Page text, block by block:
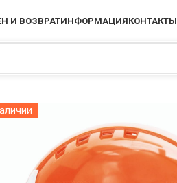
И ВОЗВРАТИНФОРМАЦИЯКОНТАКТЫ